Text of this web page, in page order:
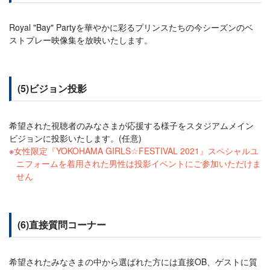
Royal "Bay" Partyを華やかに彩るプリンスたちの今シーズンのベ
ストプレー映像集を放映いたします。
(5)ビジョン投影
希望された視聴者のみなさまが応援する様子をスタジアムメイン
ビジョンに投影いたします。(任意)
女性限定『YOKOHAMA GIRLS☆FESTIVAL 2021』スペシャルユ
ニフォームを着用された男性は投影イベントにご参加いただけま
せん
(6)直接質問コーナー
希望されたみなさまの中から選ばれた方には直接OB、ゲストに質